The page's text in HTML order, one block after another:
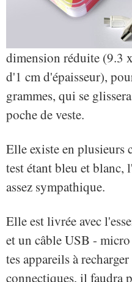
dimension réduite (9.3
d'1 cm d'épaisseur),
grammes, qui se
poche de veste.
Elle existe en plusieurs
test étant bleu et blanc,
assez sympathique.
Elle est livrée avec
et un câble USB -
tes appareils à
connectiques, il faudra